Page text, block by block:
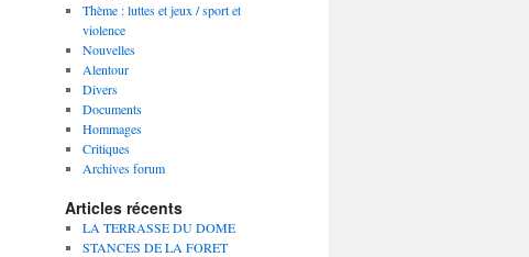
Thème : luttes et jeux / sport et
violence
Nouvelles
Alentour
Divers
Documents
Hommages
Critiques
Archives forum
Articles récents
LA TERRASSE DU DOME
STANCES DE LA FORET